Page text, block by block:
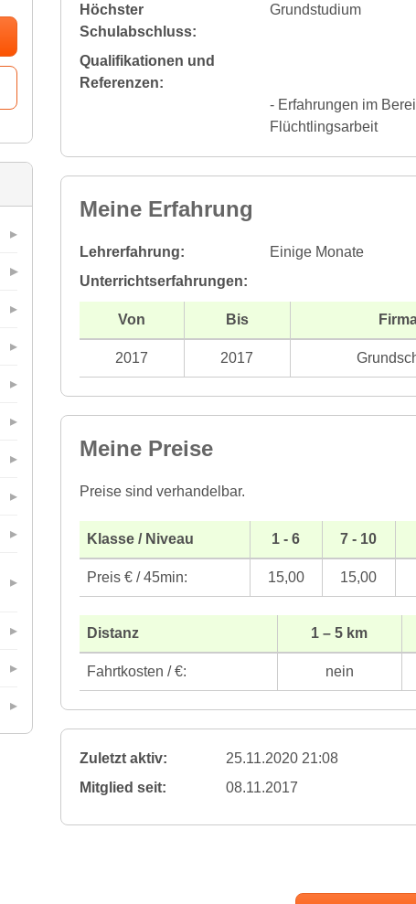
Höchster
Schulabschluss:
Grundstudium
Qualifikationen und
Referenzen:
- Erfahrungen im
Flüchtlingsarbeit
Meine Erfahrung
Lehrerfahrung:
Einige Monate
Unterrichtserfahrungen:
Von Bis
2017 2017
Meine Preise
Preise sind verhandelbar.
Klasse / Niveau 1 - 6 7 - 10
Preis € / 45min: 15,00 15,00
Distanz 1 – 5 km
Fahrtkosten / €: nein
Zuletzt aktiv: 25.11.2020 21:08
Mitglied seit:
08.11.2017